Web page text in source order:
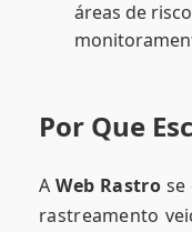
áreas de
Por Que
AWeb Rastrose
rastreamento